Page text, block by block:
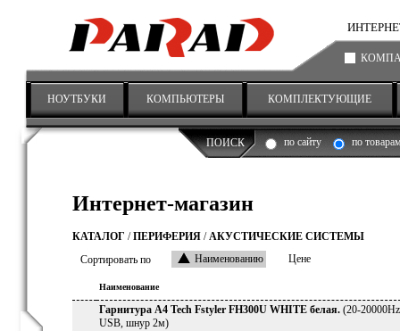
НОУТБУКИ КОМПЬЮТЕРЫ КОМПЛЕКТУЮЩИЕ
ПОИСК по сайту по
Интернет-магазин
КАТАЛОГ /ПЕРИФЕРИЯ/АКУСТИЧЕСКИЕ СИСТЕМЫ
Сортировать по
Наименованию Цене
Наименование
Гарнитура A4 Tech Fstyler FH300U WHITE белая. (20-
USB, шнур 2м)